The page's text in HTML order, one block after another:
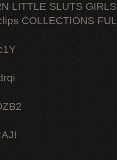
LITTLE SLUTS
COLLECTIONS